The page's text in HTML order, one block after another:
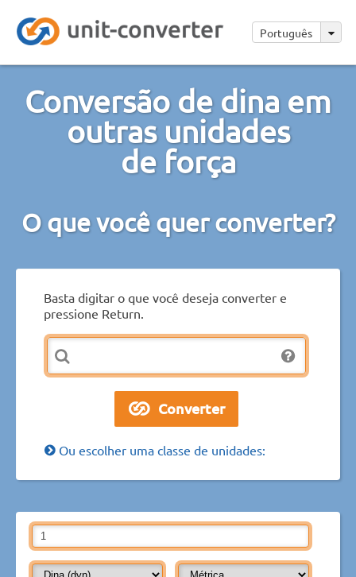
Português
Conversão de dina em
outras unidades
de força
O que você quer converter?
Basta digitar o que você deseja converter e
pressione Return.
Ou escolher uma classe de unidades: